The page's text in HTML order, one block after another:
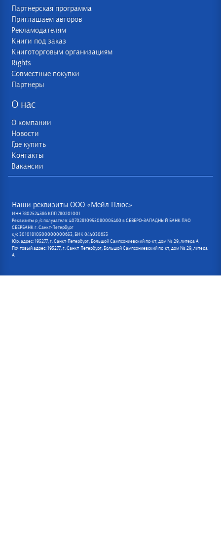
Партнерская программа
Приглашаем авторов
Рекламодателям
Книги под заказ
Книготорговым организациям
Rights
Совместные покупки
Партнеры
О нас
О компании
Новости
Где купить
Контакты
Вакансии
Наши реквизиты:ООО «Мейл Плюс»
ИНН 7802524386 КПП 780201001
Реквизиты р /с получателя: 40702810955080005460 в СЕВЕРО-ЗАПАДНЫЙ БАНК ПАО
СБЕРБАНК г. Санкт-Петербург
к/с 30101810500000000653, БИК 044030653
Юр. адрес: 195277, г. Санкт-Петербург, Большой Сампсониевский пр-кт, дом № 29, литера А
Почтовый адрес: 195277, г. Санкт-Петербург, Большой Сампсониевский пр-кт, дом № 29, литера
А